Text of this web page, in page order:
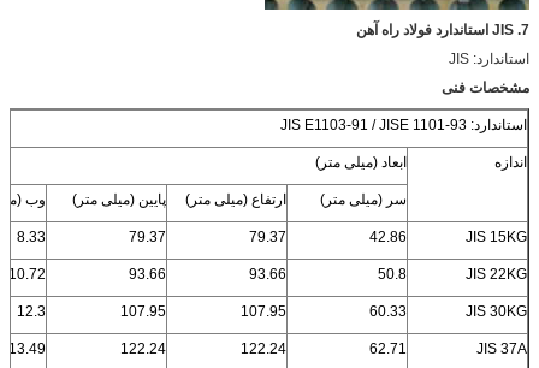
7. JIS استاندارد فولاد راه آهن
استاندارد: JIS
مشخصات فنی
استاندارد: JIS E1103-91 / JISE 1101-93
اندازه ابعاد (میلی متر)
سر (میلی متر) ارتفاع (میلی متر) پایین (میلی متر) وب
JIS 15KG
42.86
79.37
79.37
8.33
JIS 22KG
50.8
93.66
93.66
10.72
JIS 30KG
60.33
107.95
107.95
12.3
JIS 37A
62.71
122.24
122.24
13.49